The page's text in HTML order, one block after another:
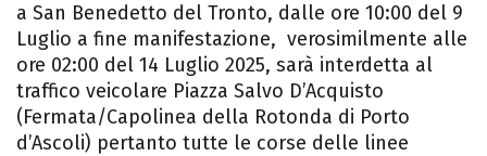
a San Benedetto del Tronto, dalle ore 10:00 del 9
Luglio a fine manifestazione, verosimilmente alle
ore 02:00 del 14 Luglio 2025, sarà interdetta al
traffico veicolare Piazza Salvo D’Acquisto
(Fermata/Capolinea della Rotonda di Porto
d’Ascoli) pertanto tutte le corse delle linee